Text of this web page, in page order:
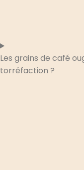
Les grains de café
torréfaction ?